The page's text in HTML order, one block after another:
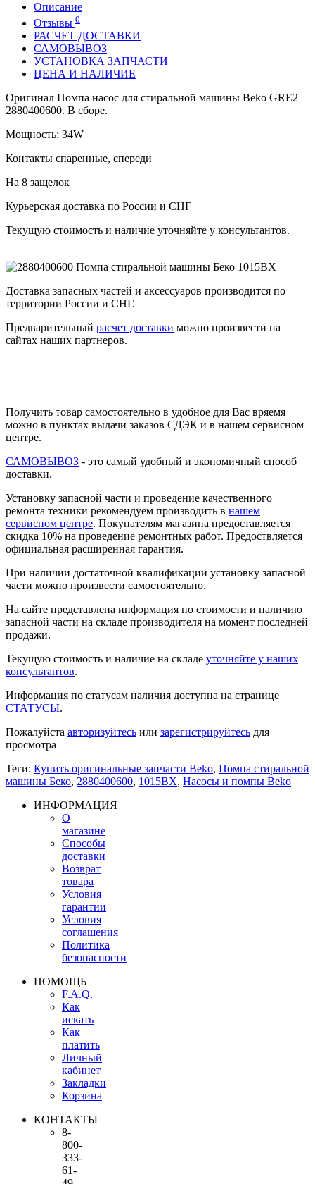
Описание
Отзывы 0
РАСЧЕТ ДОСТАВКИ
САМОВЫВОЗ
УСТАНОВКА ЗАПЧАСТИ
ЦЕНА И НАЛИЧИЕ
Оригинал Помпа насос для стиральной машины Beko GRE2
2880400600. В сборе.
Мощность: 34W
Контакты спаренные, спереди
На 8 защелок
Курьерская доставка по России и СНГ
Текущую стоимость и наличие уточняйте у консультантов.
Доставка запасных частей и аксессуаров производится по
территории России и СНГ.
Предварительный расчет доставки можно произвести на
сайтах наших партнеров.
Получить товар самостоятельно в удобное для Вас вряемя
можно в пунктах выдачи заказов СДЭК и в нашем сервисном
центре.
САМОВЫВОЗ - это самый удобный и экономичный способ
доставки.
Установку запасной части и проведение качественного
ремонта техники рекомендуем производить в нашем
сервисном центре. Покупателям магазина предоставляется
скидка 10% на проведение ремонтных работ. Предоствляется
официальная расширенная гарантия.
При наличии достаточной квалификации установку запасной
части можно произвести самостоятельно.
На сайте представлена информация по стоимости и наличию
запасной части на складе производителя на момент последней
продажи.
Текущую стоимость и наличие на складе уточняйте у наших
консультантов.
Информация по статусам наличия доступна на странице
СТАТУСЫ.
Пожалуйста авторизуйтесь или зарегистрируйтесь для
просмотра
Теги: Купить оригинальные запчасти Beko, Помпа стиральной
машины Беко, 2880400600, 1015BX, Насосы и помпы Beko
ИНФОРМАЦИЯ
О
магазине
Способы
доставки
Возврат
товара
Условия
гарантии
Условия
соглашения
Политика
безопасности
ПОМОЩЬ
F.A.Q.
Как
искать
Как
платить
Личный
кабинет
Закладки
Корзина
КОНТАКТЫ
8-
800-
333-
61-